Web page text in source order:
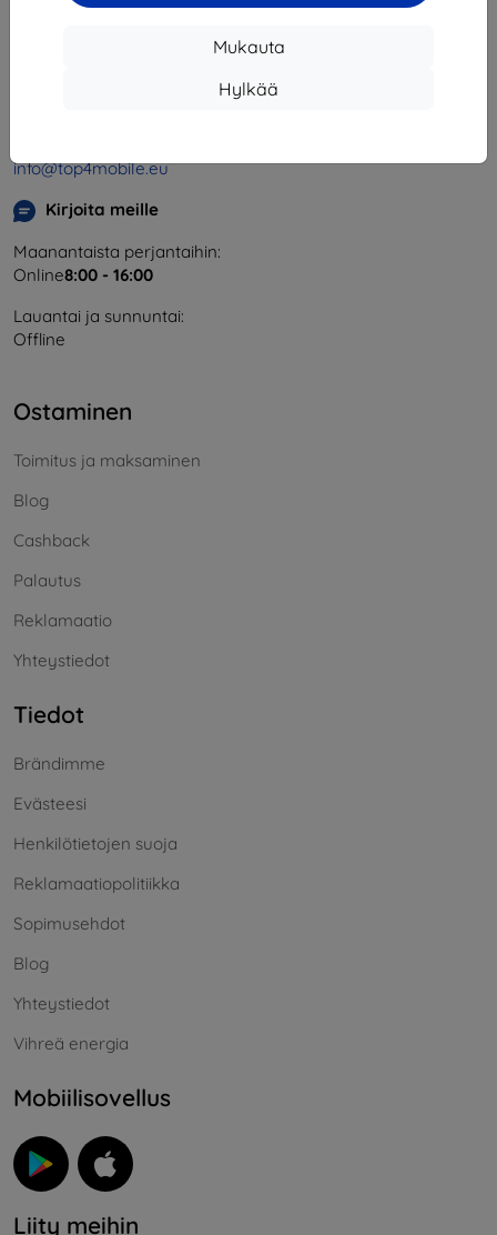
Mukauta
Hylkää
SK2023549671
info@top4mobile.eu
Kirjoita meille
Maanantaista perjantaihin:
Online8:00 - 16:00
Lauantai ja sunnuntai:
Offline
Ostaminen
Toimitus ja maksaminen
Blog
Cashback
Palautus
Reklamaatio
Yhteystiedot
Tiedot
Brändimme
Evästeesi
Henkilötietojen suoja
Reklamaatiopolitiikka
Sopimusehdot
Blog
Yhteystiedot
Vihreä energia
Mobiilisovellus
Liity meihin